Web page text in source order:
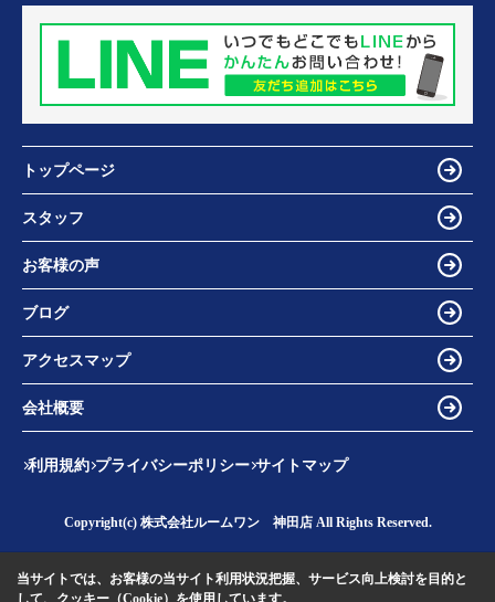
トップページ
スタッフ
お客様の声
ブログ
アクセスマップ
会社概要
利用規約 プライバシーポリシー サイトマップ
Copyright(c) 株式会社ルームワン 神田店 All Rights Reserved.
当サイトでは、お客様の当サイト利用状況把握、サービス向上検討を目的と
して、クッキー（Cookie）を使用しています。